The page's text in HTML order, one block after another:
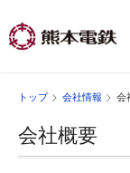
トップ 会社情報 会
会社概要